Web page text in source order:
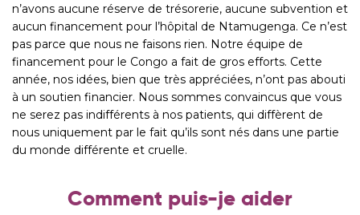
n’avons aucune réserve de trésorerie, aucune subvention et
aucun financement pour l’hôpital de Ntamugenga. Ce n’est
pas parce que nous ne faisons rien. Notre équipe de
financement pour le Congo a fait de gros efforts. Cette
année, nos idées, bien que très appréciées, n’ont pas abouti
à un soutien financier. Nous sommes convaincus que vous
ne serez pas indifférents à nos patients, qui diffèrent de
nous uniquement par le fait qu’ils sont nés dans une partie
du monde différente et cruelle.
Comment puis-je aider